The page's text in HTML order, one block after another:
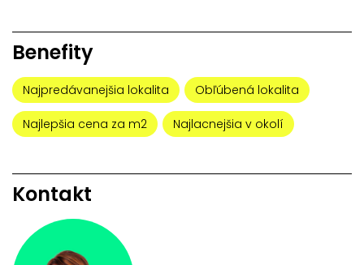
Benefity
Najpredávanejšia lokalita Obľúbená lokalita
Najlepšia cena za m2 Najlacnejšia v okolí
Kontakt